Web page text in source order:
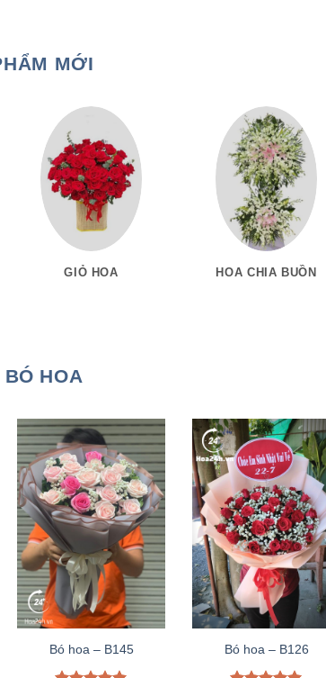
MỚI
GIỎ HOA HOA CHIA BUỒN
BÓ HOA
Bó hoa – B145 Bó hoa – B126